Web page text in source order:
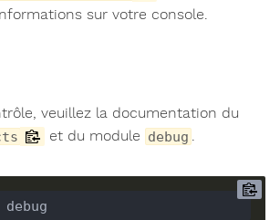
sur votre console.
veuillez la documentation du
et du module debug .